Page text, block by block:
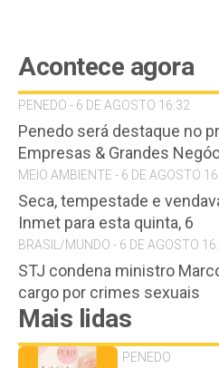
Acontece agora
PENEDO - 6 DE AGOSTO 16:32
Penedo será destaque no
Empresas & Grandes
MEIO AMBIENTE - 6 DE AGOSTO
Seca, tempestade e
Inmet para esta quinta, 6
BRASIL/MUNDO - 6 DE AGOSTO
STJ condena ministro
cargo por crimes sexuais
Mais lidas
PENEDO